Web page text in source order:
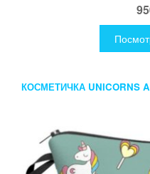
КОСМЕТИЧКА UNICORNS